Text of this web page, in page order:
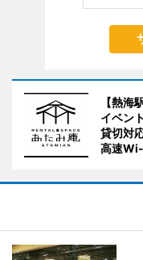
【熱海
イベン
貸切対
高速